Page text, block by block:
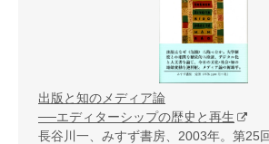
出版と知のメディア論
──エディターシップの歴史と再生
長谷川一、みすず書房、2003年。第25